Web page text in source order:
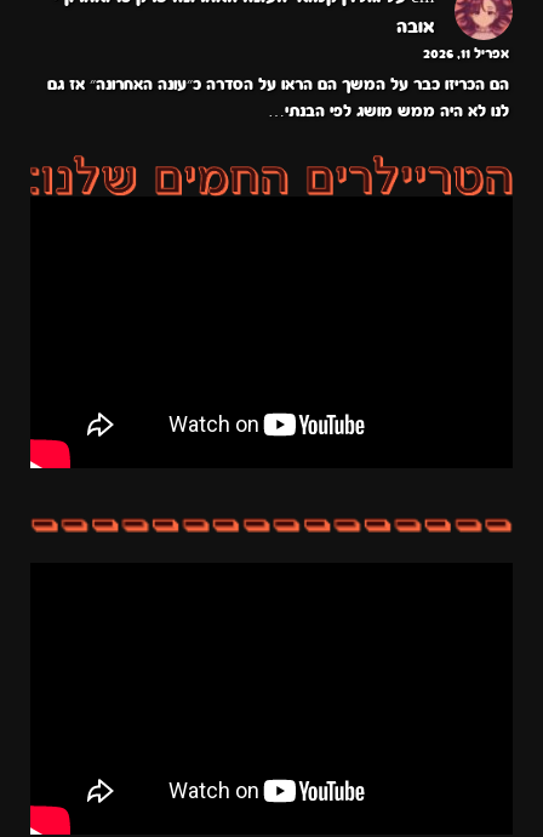
אובה
אפריל 11, 2026
הם הכריזו כבר על המשך הם הראו על הסדרה כ״עונה האחרונה״ אז גם
לנו לא היה ממש מושג לפי הבנתי…